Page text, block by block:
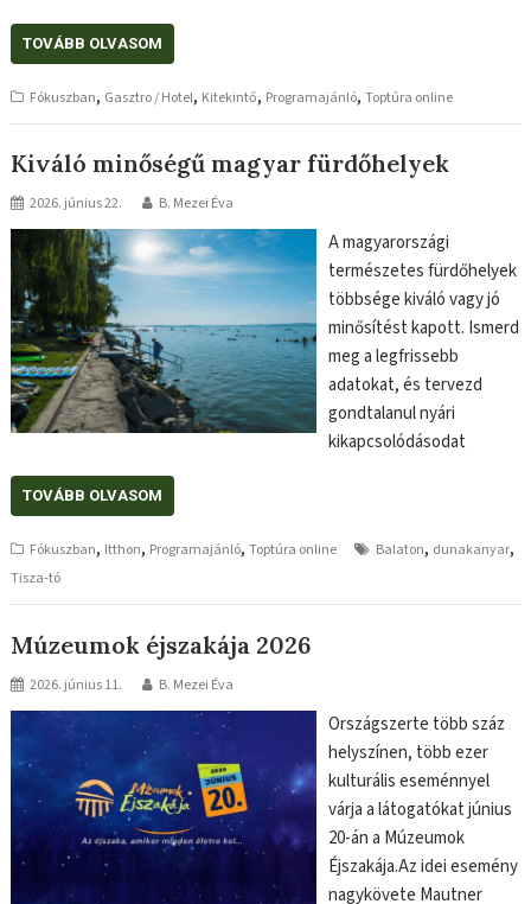
TOVÁBB OLVASOM
Fókuszban, Gasztro / Hotel, Kitekintő, Programajánló,Toptúra online
Kiváló minőségű magyar fürdőhelyek
2026. június 22. B. Mezei Éva
A magyarországi
természetes fürdőhelyek
többsége kiváló vagy jó
minősítést kapott. Ismerd
meg a legfrissebb
adatokat, és tervezd
gondtalanul nyári
kikapcsolódásodat
TOVÁBB OLVASOM
Fókuszban, Itthon, Programajánló,Toptúra online Balaton, dunakanyar,
Tisza-tó
Múzeumok éjszakája 2026
2026. június 11. B. Mezei Éva
Országszerte több száz
helyszínen, több ezer
kulturális eseménnyel
várja a látogatókat június
20-án a Múzeumok
Éjszakája.Az idei esemény
nagykövete Mautner